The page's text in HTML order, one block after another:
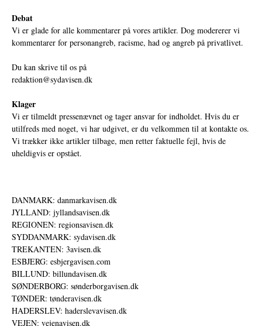
Debat
Vi er glade for alle kommentarer på vores artikler. Dog modererer vi
kommentarer for personangreb, racisme, had og angreb på privatlivet.
Du kan skrive til os på
redaktion@sydavisen.dk
Klager
Vi er tilmeldt pressenævnet og tager ansvar for indholdet. Hvis du er
utilfreds med noget, vi har udgivet, er du velkommen til at kontakte os.
Vi trækker ikke artikler tilbage, men retter faktuelle fejl, hvis de
uheldigvis er opstået.
DANMARK: danmarkavisen.dk
JYLLAND: jyllandsavisen.dk
REGIONEN: regionsavisen.dk
SYDDANMARK: sydavisen.dk
TREKANTEN: 3avisen.dk
ESBJERG: esbjergavisen.com
BILLUND: billundavisen.dk
SØNDERBORG: sønderborgavisen.dk
TØNDER: tønderavisen.dk
HADERSLEV: haderslevavisen.dk
VEJEN: vejenavisen.dk